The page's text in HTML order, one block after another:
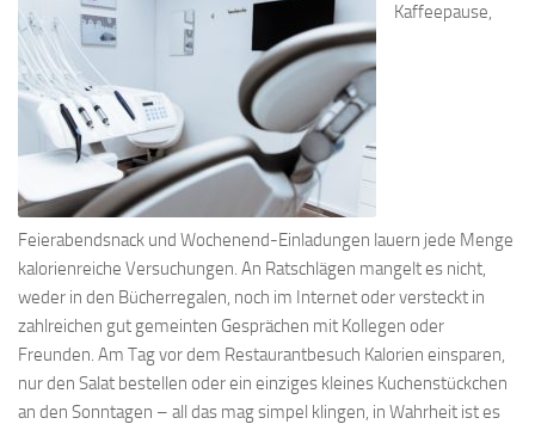
Kaffeepause,
Feierabendsnack und Wochenend-Einladungen lauern jede Menge
kalorienreiche Versuchungen. An Ratschlägen mangelt es nicht,
weder in den Bücherregalen, noch im Internet oder versteckt in
zahlreichen gut gemeinten Gesprächen mit Kollegen oder
Freunden. Am Tag vor dem Restaurantbesuch Kalorien einsparen,
nur den Salat bestellen oder ein einziges kleines Kuchenstückchen
an den Sonntagen – all das mag simpel klingen, in Wahrheit ist es